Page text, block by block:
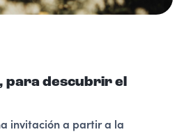
para descubrir el
invitación a partir a la